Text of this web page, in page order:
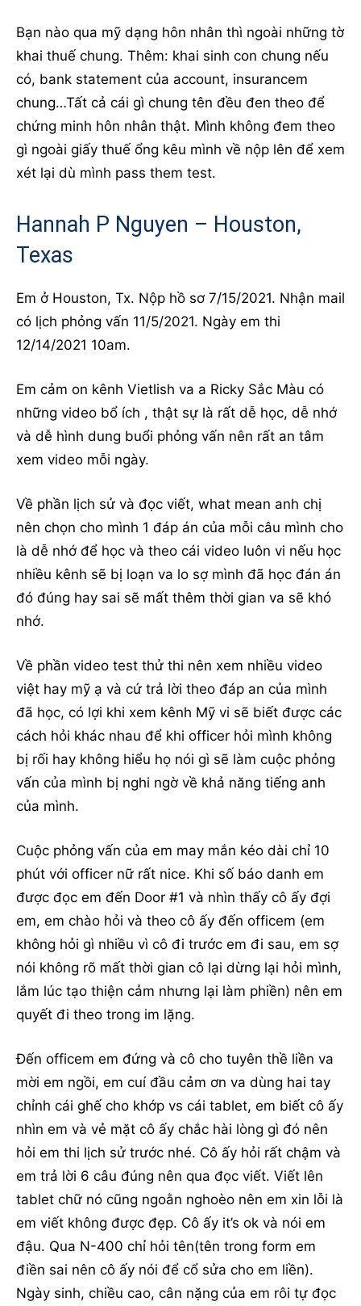
Bạn nào qua mỹ dạng hôn nhân thì ngoài những tờ
khai thuế chung. Thêm: khai sinh con chung nếu
có, bank statement của account, insurancem
chung…Tất cả cái gì chung tên đều đen theo để
chứng minh hôn nhân thật. Mình không đem theo
gì ngoài giấy thuế ổng kêu mình về nộp lên để xem
xét lại dù mình pass them test.
Hannah P Nguyen – Houston,
Texas
Em ở Houston, Tx. Nộp hồ sơ 7/15/2021. Nhận mail
có lịch phỏng vấn 11/5/2021. Ngày em thi
12/14/2021 10am.
Em cảm on kênh Vietlish va a Ricky Sắc Màu có
những video bổ ích , thật sự là rất dễ học, dễ nhớ
và dễ hình dung buổi phỏng vấn nên rất an tâm
xem video mỗi ngày.
Về phần lịch sử và đọc viết, what mean anh chị
nên chọn cho mình 1 đáp án của mỗi câu mình cho
là dễ nhớ để học và theo cái video luôn vi nếu học
nhiều kênh sẽ bị loạn va lo sợ mình đã học đán án
đó đúng hay sai sẽ mất thêm thời gian va sẽ khó
nhớ.
Về phần video test thử thi nên xem nhiều video
việt hay mỹ ạ và cứ trả lời theo đáp an của mình
đã học, có lợi khi xem kênh Mỹ vi sẽ biết được các
cách hỏi khác nhau để khi officer hỏi mình không
bị rối hay không hiểu họ nói gì sẽ làm cuộc phỏng
vấn của mình bị nghi ngờ về khả năng tiếng anh
của mình.
Cuộc phỏng vấn của em may mắn kéo dài chỉ 10
phút với officer nữ rất nice. Khi số báo danh em
được đọc em đến Door #1 và nhìn thấy cô ấy đợi
em, em chào hỏi và theo cô ấy đến officem (em
không hỏi gì nhiều vì cô đi trước em đi sau, em sợ
nói không rõ mất thời gian cô lại dừng lại hỏi mình,
lắm lúc tạo thiện cảm nhưng lại làm phiền) nên em
quyết đi theo trong im lặng.
Đến officem em đứng và cô cho tuyên thề liền va
mời em ngồi, em cuí đầu cảm ơn va dùng hai tay
chỉnh cái ghế cho khớp vs cái tablet, em biết cô ấy
nhìn em và vẻ mặt cô ấy chắc hài lòng gì đó nên
hỏi em thi lịch sử trước nhé. Cô ấy hỏi rất chậm và
em trả lời 6 câu đúng nên qua đọc viết. Viết lên
tablet chữ nó cũng ngoằn nghoèo nên em xin lỗi là
em viết không được đẹp. Cô ấy it’s ok và nói em
đậu. Qua N-400 chỉ hỏi tên(tên trong form em
điền sai nên cô ấy nói để cổ sửa cho em liền).
Ngày sinh, chiều cao, cân nặng của em rôi tự đọc